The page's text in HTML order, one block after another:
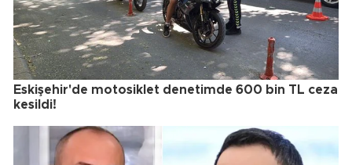
Eskişehir'de motosiklet denetimde 600 bin TL ceza
kesildi!